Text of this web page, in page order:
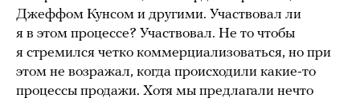
Джеффом Кунсом и другими. Участвовал ли
я в этом процессе? Участвовал. Не то чтобы
я стремился четко коммерциализоваться, но при
этом не возражал, когда происходили какие-то
процессы продажи. Хотя мы предлагали нечто